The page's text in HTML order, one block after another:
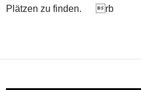
Plätzen zu finden. rb